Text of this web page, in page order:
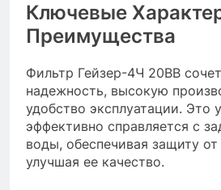
Ключевые
Преимущества
Фильтр Гейзер-4Ч 20BB
надежность, высокую
удобство эксплуатации. Это
эффективно справляется с
воды, обеспечивая защиту от
улучшая ее качество.